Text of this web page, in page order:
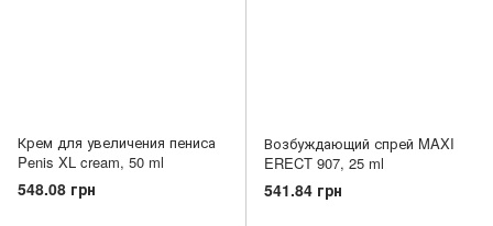
Крем для увеличения пениса
Penis XL cream, 50 ml
548.08 грн
Возбуждающий спрей MAXI
ERECT 907, 25 ml
541.84 грн